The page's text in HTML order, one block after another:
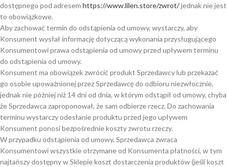
dostępnego pod adresem https://www.lilen.store/zwrot/jednak nie jest
to obowiązkowe.
Aby zachować termin do odstąpienia od umowy, wystarczy, aby
Konsument wysłał informację dotyczącą wykonania przysługującego
Konsumentowi prawa odstąpienia od umowy przed upływem terminu
do odstąpienia od umowy.
Konsument ma obowiązek zwrócić produkt Sprzedawcy lub przekazać
go osobie upoważnionej przez Sprzedawcę do odbioru niezwłocznie,
jednak nie później niż 14 dni od dnia, w którym odstąpił od umowy, chyba
że Sprzedawca zaproponował, że sam odbierze rzecz. Do zachowania
terminu wystarczy odesłanie produktu przed jego upływem
Konsument ponosi bezpośrednie koszty zwrotu rzeczy.
W przypadku odstąpienia od umowy, Sprzedawca zwraca
Konsumentowi wszystkie otrzymane od Konsumenta płatności, w tym
najtańszy dostępny w Sklepie koszt dostarczenia produktów (jeśli koszt